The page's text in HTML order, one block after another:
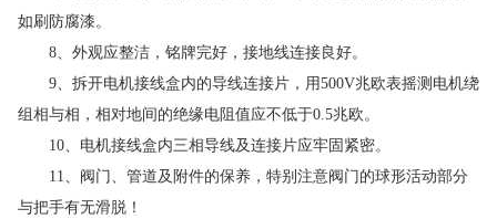
如刷防腐漆。
8、外观应整洁，铭牌完好，接地线连接良好。
9、拆开电机接线盒内的导线连接片，用500V兆欧表摇测电机绕
组相与相，相对地间的绝缘电阻值应不低于0.5兆欧。
10、电机接线盒内三相导线及连接片应牢固紧密。
11、阀门、管道及附件的保养，特别注意阀门的球形活动部分
与把手有无滑脱！